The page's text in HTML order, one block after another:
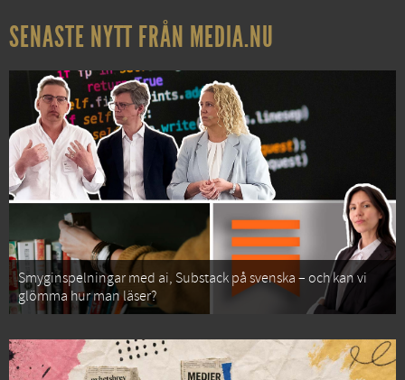
SENASTE NYTT FRÅN MEDIA.NU
Smyginspelningar med ai, Substack på svenska – och kan vi
glömma hur man läser?